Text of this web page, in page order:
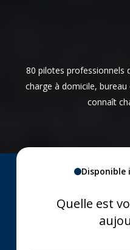
80 pilotes professionnels
charge à domicile,
connaît
Quelle est